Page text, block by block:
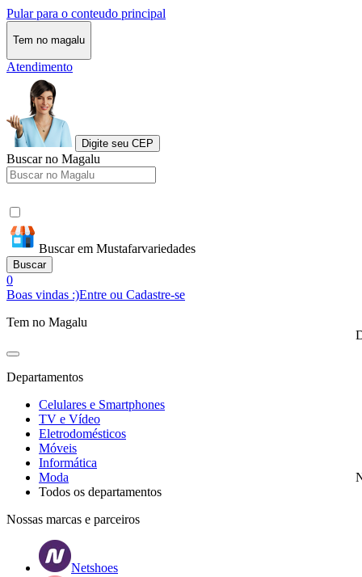
Pular para o conteudo principal
Tem no magalu
Atendimento
Digite seu CEP
Buscar no Magalu
Buscar em Mustafarvariedades
Buscar
0
Boas vindas :)Entre ou Cadastre-se
Tem no Magalu
Departamentos
Celulares e Smartphones
TV e Vídeo
Eletrodomésticos
Móveis
Informática
Moda
Todos os departamentos
Nossas marcas e parceiros
Netshoes